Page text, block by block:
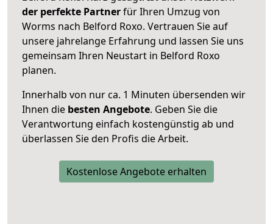
der perfekte Partnerfür Ihren Umzug von
Worms nach Belford Roxo. Vertrauen Sie auf
unsere jahrelange Erfahrung und lassen Sie uns
gemeinsam Ihren Neustart in Belford Roxo
planen.
Innerhalb von nur ca. 1 Minuten übersenden wir
Ihnen die besten Angebote. Geben Sie die
Verantwortung einfach kostengünstig ab und
überlassen Sie den Profis die Arbeit.
Kostenlose Angebote erhalten